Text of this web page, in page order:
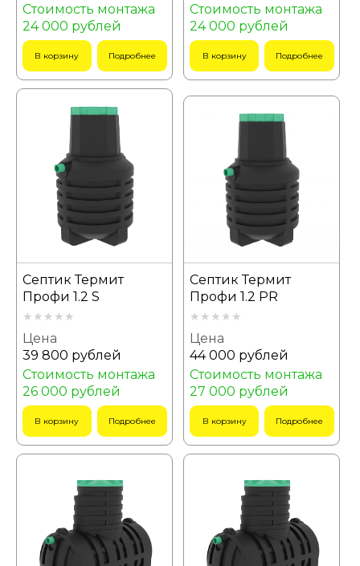
Стоимость монтажа
24 000 рублей
В корзину Подробнее
Стоимость монтажа
24 000 рублей
В корзину Подробнее
Септик Термит
Профи 1.2 S
Цена
39 800 рублей
Стоимость монтажа
26 000 рублей
В корзину Подробнее
Септик Термит
Профи 1.2 PR
Цена
44 000 рублей
Стоимость монтажа
27 000 рублей
В корзину Подробнее